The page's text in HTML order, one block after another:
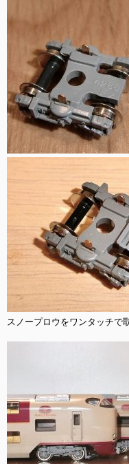
スノープロウをワンタッチで